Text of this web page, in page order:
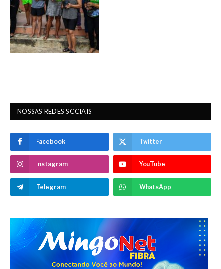
NOSSAS REDES SOCIAIS
Facebook Twitter
Instagram YouTube
Telegram WhatsApp